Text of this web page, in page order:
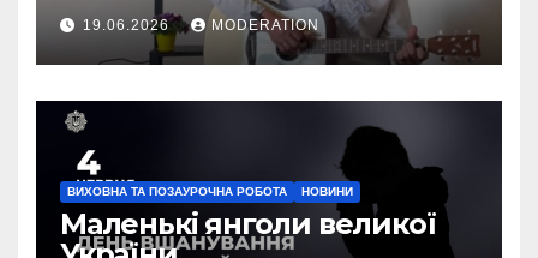
19.06.2026 MODERATION
ВИХОВНА ТА ПОЗАУРОЧНА РОБОТА НОВИНИ
Маленькі янголи великої